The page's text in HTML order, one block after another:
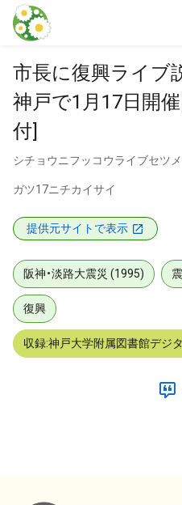
本文に飛ぶ
市長に復興ライブ
神戸で1月17日開
付]
シチョウニフッコウライブセツ
ガツ17ニチカイサイ
提供元サイトで表示
阪神・淡路大震災 (1995)
復興
収録:神戸大学附属図書館デジ